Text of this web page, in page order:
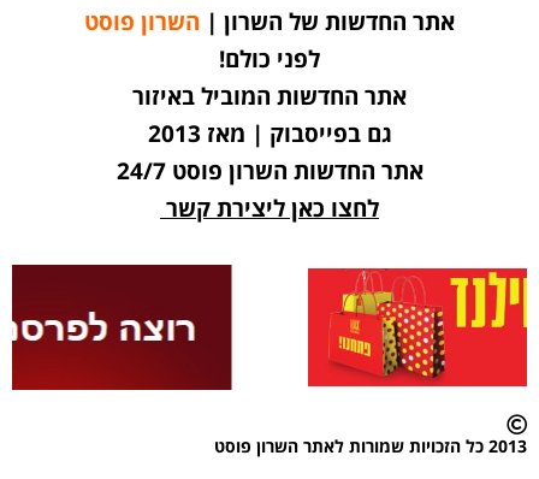
אתר החדשות של השרון | השרון פוסט
לפני כולם!
אתר החדשות המוביל באיזור
גם בפייסבוק | מאז 2013
אתר החדשות השרון פוסט 24/7
לחצו כאן ליצירת קשר
2013 כל הזכויות שמורות לאתר השרון פוסט